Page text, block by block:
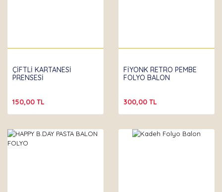
ÇİFTLİ KARTANESİ
PRENSESİ
150,00 TL
FİYONK RETRO PEMBE
FOLYO BALON
300,00 TL